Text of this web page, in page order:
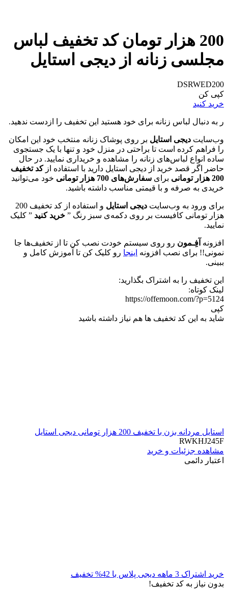
200 هزار تومان کد تخفیف لباس
مجلسی زنانه از دیجی استایل
DSRWED200
کپی کن
خرید کنید
ر به دنبال لباس زنانه برای خود هستید این تخفیف را ازدست ندهید.
وب‌سایت دیجی استایل بر روی پوشاک زنانه منتخب خود این امکان
را فراهم کرده است تا براحتی در منزل خود و تنها با یک جستجوی
ساده انواع لباس‌های زنانه را مشاهده و خریداری نمایید. در حال
حاضر اگر قصد خرید از دیجی استایل دارید با استفاده ازکد تخفیف
200 هزار تومانی
برای سفارش‌های 700 هزار تومانی
خود می‌توانید
خریدی به صرفه و با قیمتی مناسب داشته باشید.
برای ورود به وب‌سایت دیجی استایل
و استفاده از کد تخفیف 200
هزار تومانی کافیست بر روی دکمه‌ی سبز رنگ ” خرید کنید ” کلیک
نمایید.
افزونه آفِـمون رو روی سیستم خودت نصب کن تا از تخفیف‌ها جا
نمونی!! برای نصب افزونه اینجا رو کلیک کن تا آموزش کامل و
ببینی.
این تخفیف را به اشتراک بگذارید:
لینک کوتاه:
https://offemoon.com/?p=5124
کپی
شاید به این کد تخفیف ها هم نیاز داشته باشید
استایل مردانه بزن با تخفیف 200 هزار تومانی دیجی استایل
RWKHJ245F
مشاهده جزئیات و خرید
اعتبار دائمی
خرید اشتراک 3 ماهه دیجی پلاس با 42% تخفیف
بدون نیاز به کد تخفیف!